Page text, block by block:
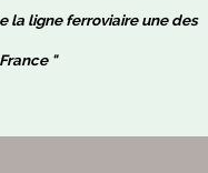
la ligne ferroviaire une des
"